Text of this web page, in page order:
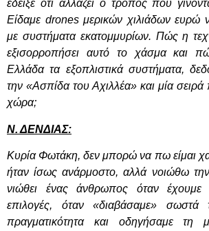
έδειξε ότι αλλάζει ο τρόπος που
Είδαμε dronesμερικών χιλιάδων ευρώ
με συστήματα εκατομμυρίων. Πώς η
εξισορροπήσει αυτό το χάσμα και
Ελλάδα τα εξοπλιστικά συστήματα,
την «Ασπίδα του Αχιλλέα» και μία σειρά
χώρα;
Ν. ΔΕΝΔΙΑΣ:
Κυρία Φωτάκη, δεν μπορώ να πω είμαι
ήταν ίσως ανάρμοστο, αλλά νοιώθω
νιώθει ένας άνθρωπος όταν έχουμε
επιλογές, όταν «διαβάσαμε» σωστά
πραγματικότητα και οδηγήσαμε τη